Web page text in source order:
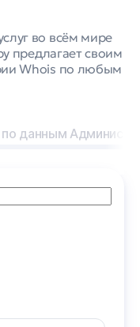
во всём мире
предлагает своим
Whois по любым
данным